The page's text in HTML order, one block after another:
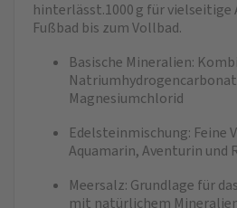
hinterlässt.1000 g für vielseitige
Fußbad bis zum Vollbad.
Basische Mineralien:
Magnesiumchlorid
Edelsteinmischung: Feine
Aquamarin, Aventurin und
Meersalz: Grundlage für
mit natürlichem